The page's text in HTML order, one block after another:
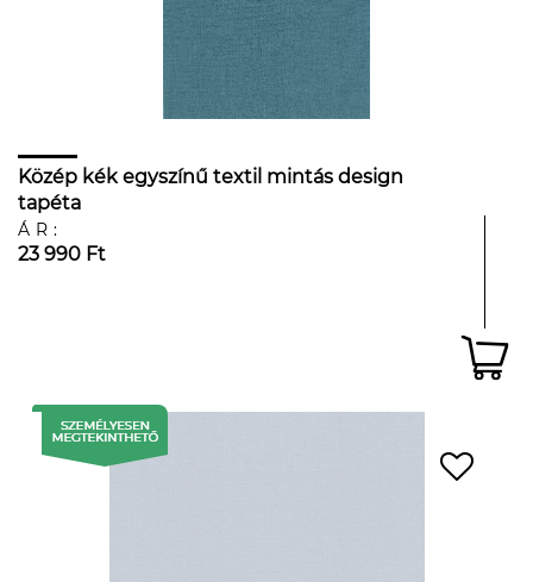
Közép kék egyszínű textil mintás design
tapéta
ÁR:
23 990 Ft